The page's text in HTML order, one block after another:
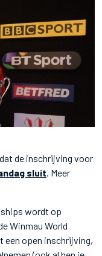
de inschrijving voor
sluit . Meer
wordt op
Winmau World
een open inschrijving,